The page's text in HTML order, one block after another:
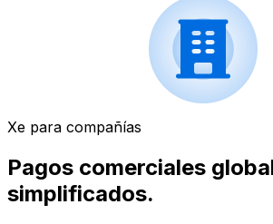
Xe para compañías
Pagos comerciales
simplificados.